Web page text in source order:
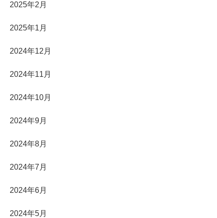
2025年2月
2025年1月
2024年12月
2024年11月
2024年10月
2024年9月
2024年8月
2024年7月
2024年6月
2024年5月